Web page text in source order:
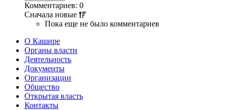
Комментариев: 0
Сначала новые
Пока еще не было комментариев
О Кашире
Органы власти
Деятельность
Документы
Организации
Общество
Открытая власть
Контакты